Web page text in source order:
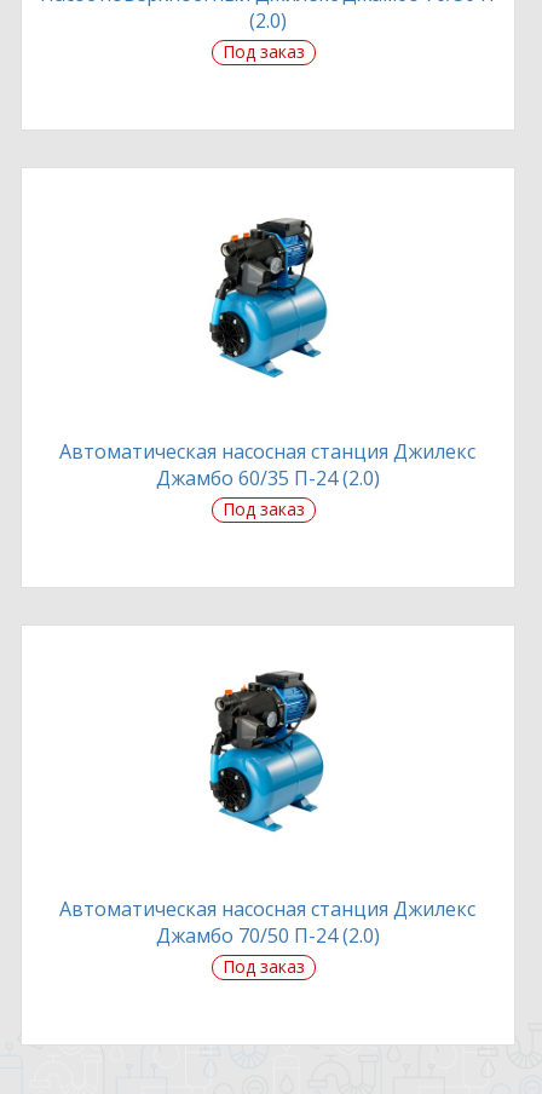
(2.0)
Под заказ
Автоматическая насосная станция Джилекс
Джамбо 60/35 П-24 (2.0)
Под заказ
Автоматическая насосная станция Джилекс
Джамбо 70/50 П-24 (2.0)
Под заказ